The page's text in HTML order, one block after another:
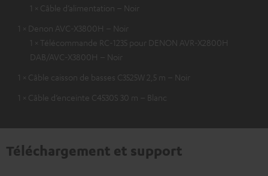
1 × Câble d’alimentation – Noir
1 × Denon AVC-X3800H – Noir
1 × Télécommande RC-1235 pour DENON AVR-X2800H
DAB/AVC-X3800H – Noir
1 × Câble caisson de basses C3525W 2,5 m – Noir
1 × Câble d’enceinte C4530S 30 m – Blanc
Téléchargement et support